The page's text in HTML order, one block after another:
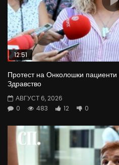
12:51
Протест на Онколошки
Здравство
АВГУСТ 6, 2026
0
483 12 0